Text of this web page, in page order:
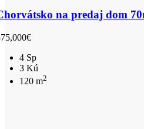
na predaj dom
4 Sp
3 Kú
120 m2